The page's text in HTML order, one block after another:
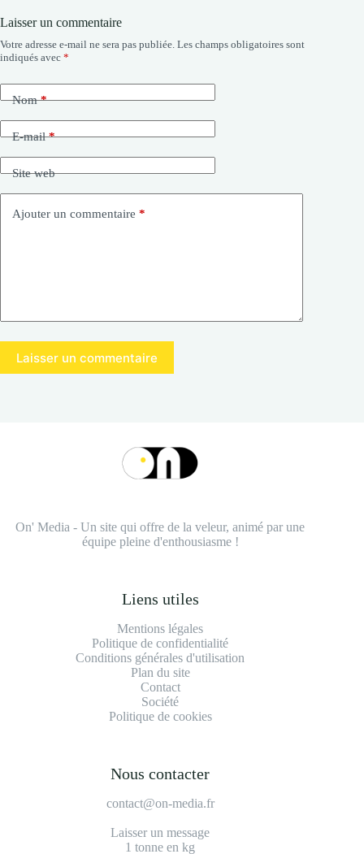
Laisser un commentaire
Votre adresse e-mail ne sera pas publiée. Les champs obligatoires sont
indiqués avec *
Nom*
E-mail*
Site web
Ajouter un commentaire *
Laisser un commentaire
On' Media - Un site qui offre de la veleur, animé par une
équipe pleine d'enthousiasme !
Liens utiles
Mentions légales
Politique de confidentialité
Conditions générales d'utilisation
Plan du site
Contact
Société
Politique de cookies
Nous contacter
contact@on-media.fr
Laisser un message
1 tonne en kg